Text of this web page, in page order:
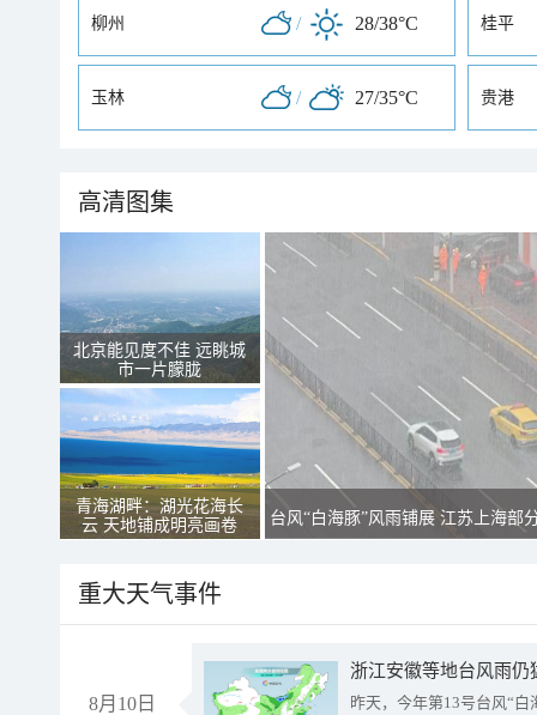
柳州 / 28/38°C 桂平
玉林 / 27/35°C 贵港
高清图集
北京能见度不佳 远眺城
市一片朦胧
青海湖畔：湖光花海长
云 天地铺成明亮画卷
台风“白海豚”风雨铺展 江苏上海部
重大天气事件
8月10日
浙江安徽等地台风雨
昨天，今年第13号台风“